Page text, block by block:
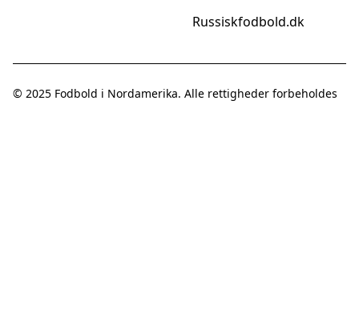
Russiskfodbold.dk
© 2025 Fodbold i Nordamerika. Alle rettigheder forbeholdes